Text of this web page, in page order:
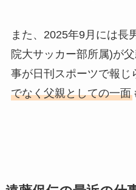
また、2025年9月には長
院大サッカー部所属)が
事が日刊スポーツで報じ
でなく父親としての一面